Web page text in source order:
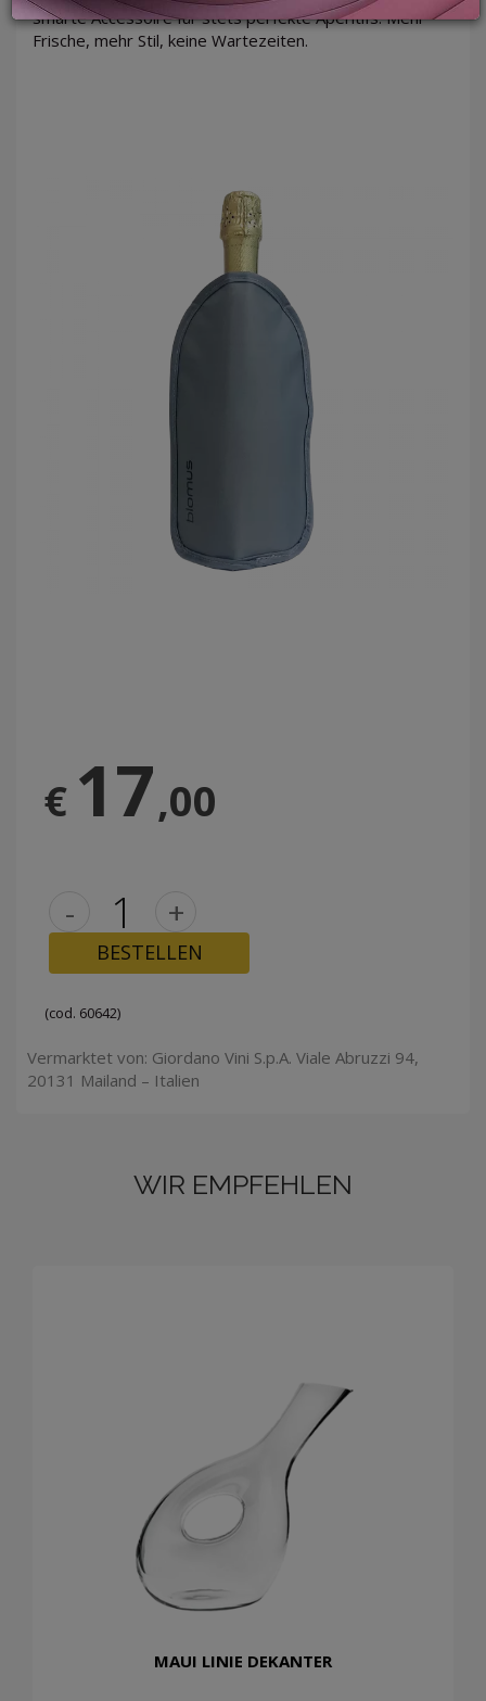
smarte Accessoire für stets perfekte Aperitifs. Mehr
Frische, mehr Stil, keine Wartezeiten.
€ 17,00
- +
BESTELLEN
(cod. 60642)
Vermarktet von: Giordano Vini S.p.A. Viale Abruzzi 94,
20131 Mailand – Italien
WIR EMPFEHLEN
MAUI LINIE DEKANTER